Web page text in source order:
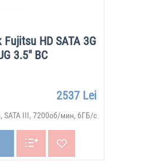
HD SATA 3G
3.5" BC
2537 Lei
SATA III, 7200об/мин, 6ГБ/с